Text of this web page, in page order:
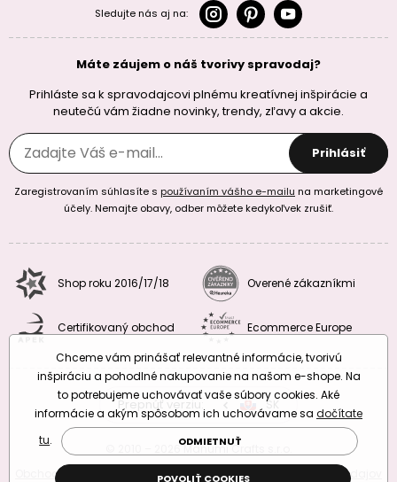
Sledujte nás aj na:
Máte záujem o náš tvorivy spravodaj?
Prihláste sa k spravodajcovi plnému kreatívnej inšpirácie a
neutečú vám žiadne novinky, trendy, zľavy a akcie.
Prihlásiť
Zaregistrovaním súhlasíte s používaním vášho e-mailu na marketingové
účely. Nemajte obavy, odber môžete kedykoľvek zrušiť.
Shop roku 2016/17/18 Overené zákazníkmi
Certifikovaný obchod Ecommerce Europe
Prepnúť verziu: CZSK
© 2010 – 2026 Manumi Crafts s.r.o.
Obchodné podmienky
Podmienky ochrany osobných údajov
Chceme vám prinášať relevantné informácie, tvorivú
inšpiráciu a pohodlné nakupovanie na našom e-shope. Na
to potrebujeme uchovávať vaše súbory cookies. Aké
informácie a akým spôsobom ich uchovávame sa dočítate
tu. ODMIETNUŤ
POVOLIŤ COOKIES